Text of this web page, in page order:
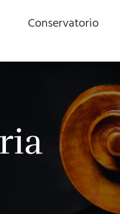
Conservatorio